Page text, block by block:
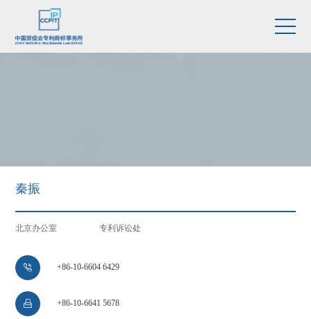
秦振
北京办公室 专利诉讼处
 +86-10-6604 6429
 +86-10-6641 5678